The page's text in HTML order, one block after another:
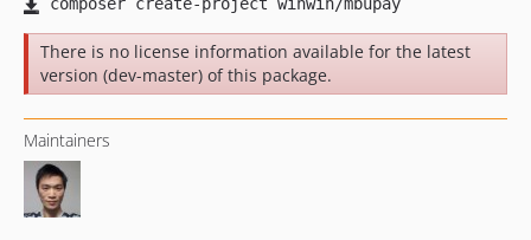
There is no license information available for the latest
version (dev-master) of this package.
Maintainers